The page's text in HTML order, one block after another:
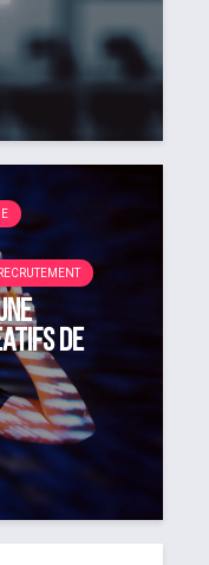
RECRUTEMENT
de